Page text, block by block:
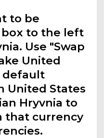
to be
to the left
Use "Swap
United
default
United States
Hryvnia to
that currency